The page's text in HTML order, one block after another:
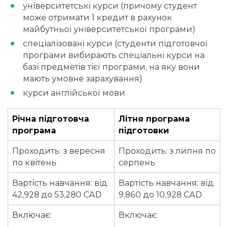
університетські курси (причому студент
може отримати 1 кредит в рахунок
майбутньої університетської програми)
спеціалізовані курси (студенти підготовчої
програми вибирають спеціальні курси на
базі предметів тієї програми, на яку вони
мають умовне зарахування)
курси англійської мови
Річна підготовча
програма
Літня програма
підготовки
Проходить: з вересня
по квітень
Проходить: з липня по
серпень
Вартість навчання: від
42,928 до 53,280 CAD
Вартість навчання: від
9,860 до 10,928 CAD
Включає: Включає: